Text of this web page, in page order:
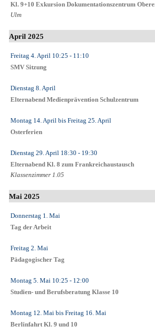
Kl. 9+10 Exkursion Dokumentationszentrum
Ulm
April 2025
Freitag 4. April 10:25 - 11:10
SMV Sitzung
Dienstag 8. April
Elternabend Medienprävention Schulzentrum
Montag 14. April bis Freitag 25. April
Osterferien
Dienstag 29. April 18:30 - 19:30
Elternabend Kl. 8 zum Frankreichaustausch
Klassenzimmer 1.05
Mai 2025
Donnerstag 1. Mai
Tag der Arbeit
Freitag 2. Mai
Pädagogischer Tag
Montag 5. Mai 10:25 - 12:00
Studien- und Berufsberatung Klasse 10
Montag 12. Mai bis Freitag 16. Mai
Berlinfahrt Kl. 9 und 10